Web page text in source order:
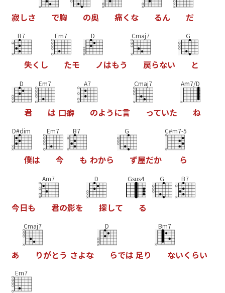
寂しさ で胸 の奥 痛く な るん だ
B7
失く し
Em7
たモ
D
ノはもう
Cmaj7
戻らない
G
と
D
君
Em7
は 口癖
A7
のよう に言
Cmaj7
っていた
Am7/D
ね
D#dim
僕は
Em7
今
B7
も わから
G
ず屋だか
C#m7-5
ら
今日も
Am7
君の影を
D
探して
Gsus4
る
G B7
あ
Cmaj7
りがとう さよな
D
らでは 足り
Bm7
ないく らい
Em7